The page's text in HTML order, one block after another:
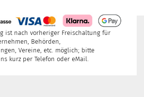
ist nach vorheriger Freischaltung für
Behörden,
Vereine, etc. möglich; bitte
kurz per Telefon oder eMail.